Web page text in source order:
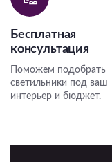
Бесплатная
консультация
Поможем подобрать
светильники под ваш
интерьер и бюджет.